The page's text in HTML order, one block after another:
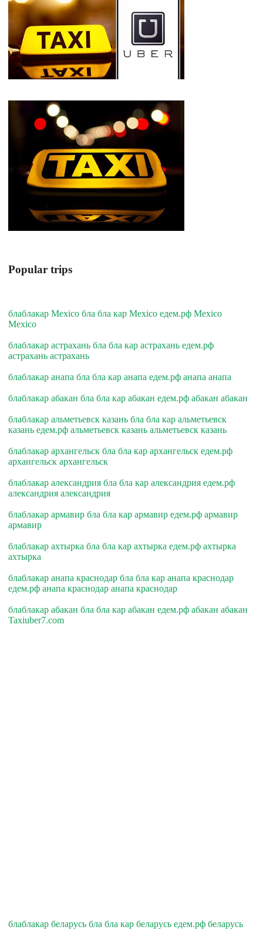
Popular trips
блаблакар Mexico бла бла кар Mexico едем.рф Mexico
Mexico
блаблакар астрахань бла бла кар астрахань едем.рф
астрахань астрахань
блаблакар анапа бла бла кар анапа едем.рф анапа анапа
блаблакар абакан бла бла кар абакан едем.рф абакан абакан
блаблакар альметьевск казань бла бла кар альметьевск
казань едем.рф альметьевск казань альметьевск казань
блаблакар архангельск бла бла кар архангельск едем.рф
архангельск архангельск
блаблакар александрия бла бла кар александрия едем.рф
александрия александрия
блаблакар армавир бла бла кар армавир едем.рф армавир
армавир
блаблакар ахтырка бла бла кар ахтырка едем.рф ахтырка
ахтырка
блаблакар анапа краснодар бла бла кар анапа краснодар
едем.рф анапа краснодар анапа краснодар
блаблакар абакан бла бла кар абакан едем.рф абакан абакан
Taxiuber7.com
блаблакар беларусь бла бла кар беларусь едем.рф беларусь